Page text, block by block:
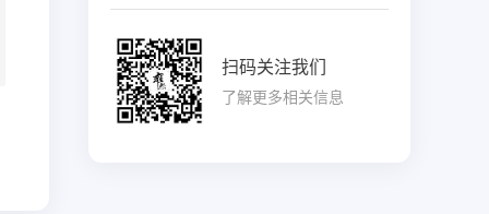
扫码关注我们
了解更多相关信息